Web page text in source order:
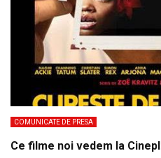
COMUNICATE DE PRESA
Ce filme noi vedem la